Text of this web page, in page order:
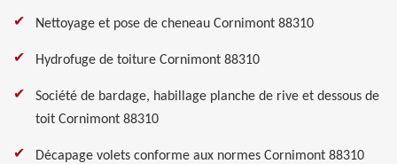
Nettoyage et pose de cheneau Cornimont 88310
Hydrofuge de toiture Cornimont 88310
Société de bardage, habillage planche de rive et dessous de
toit Cornimont 88310
Décapage volets conforme aux normes Cornimont 88310